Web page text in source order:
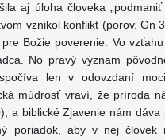
aj úloha človeka
vznikol konflikt (porov. Gn
Božie poverenie. Vo
No pravý význam
len v odovzdaní
múdrosť vraví, že príroda
a biblické Zjavenie nám
poriadok, aby v nej človek